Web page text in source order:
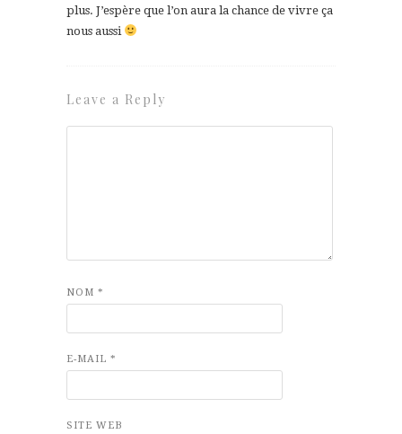
plus. J’espère que l’on aura la chance de vivre ça
nous aussi
Leave a Reply
NOM *
E-MAIL *
SITE WEB